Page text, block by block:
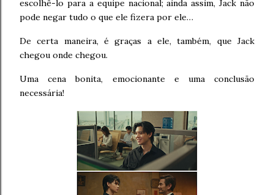
escolhê-lo para a equipe nacional; ainda assim, Jack não
pode negar tudo o que ele fizera por ele…
De certa maneira, é graças a ele, também, que Jack
chegou onde chegou.
Uma cena bonita, emocionante e uma conclusão
necessária!